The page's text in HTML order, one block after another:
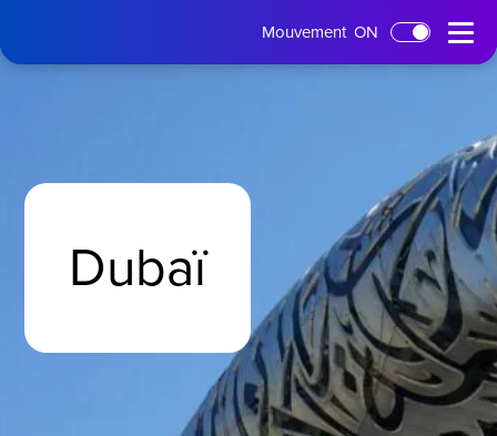
Menu
ouvert
Mouvement ON
Dubaï